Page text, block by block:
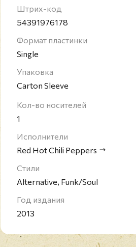
было продано более 80
группа была включена в Зал
Штрих-код
54391976178
Формат пластинки
Single
Упаковка
Carton Sleeve
Кол-во носителей
1
Исполнители
Red Hot Chili Peppers
Стили
Alternative, Funk/Soul
Год издания
2013